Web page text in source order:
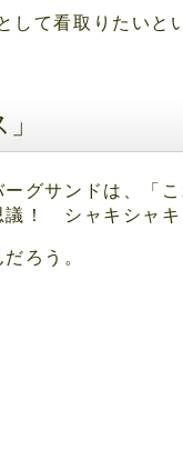
て看取りたいと
グサンドは、「
！ シャキシャキ
ろう。